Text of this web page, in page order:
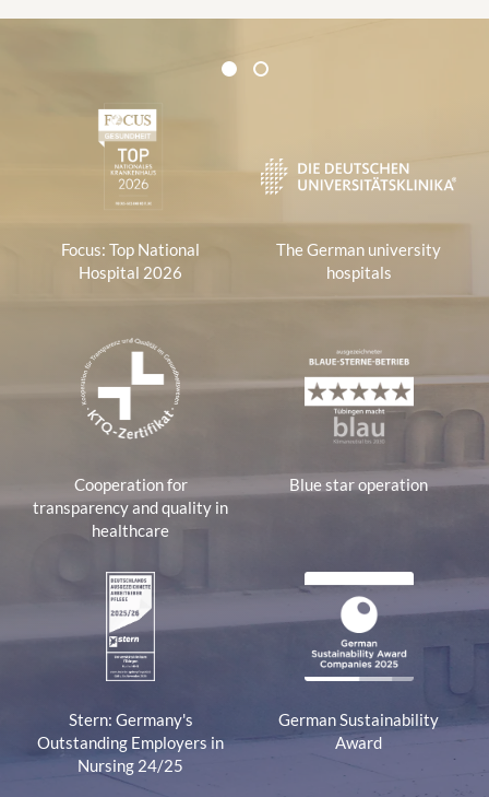
Certificates and Associations
1 2
Focus: Top National
Hospital 2026
The German university
hospitals
Cooperation for
transparency and quality in
healthcare
Blue star operation
Stern: Germany's
Outstanding Employers in
Nursing 24/25
German Sustainability
Award